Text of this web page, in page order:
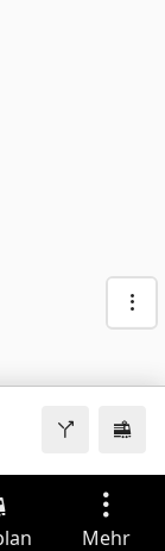
Mehr